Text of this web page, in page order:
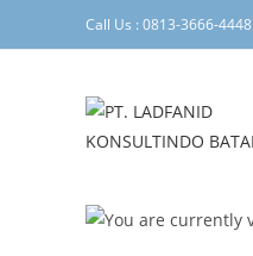
Call Us : 0813-3666-4448